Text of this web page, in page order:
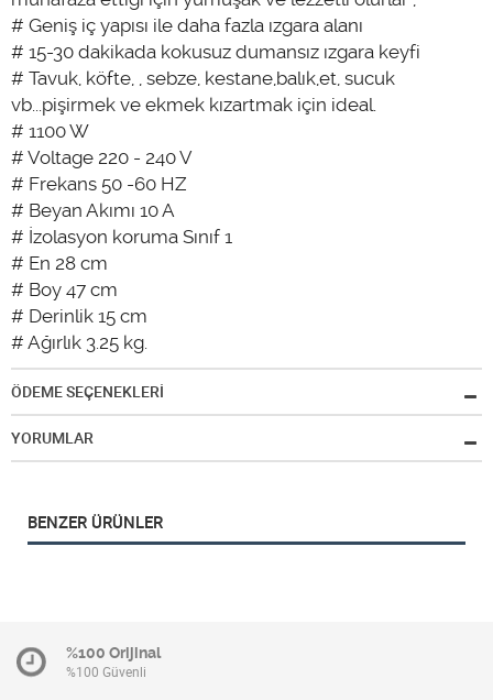
# Geniş iç yapısı ile daha fazla ızgara alanı
# 15-30 dakikada kokusuz dumansız ızgara keyfi
# Tavuk, köfte, , sebze, kestane,balık,et, sucuk
vb...pişirmek ve ekmek kızartmak için ideal.
# 1100 W
# Voltage 220 - 240 V
# Frekans 50 -60 HZ
# Beyan Akımı 10 A
# İzolasyon koruma Sınıf 1
# En 28 cm
# Boy 47 cm
# Derinlik 15 cm
# Ağırlık 3.25 kg.
ÖDEME SEÇENEKLERİ
YORUMLAR
BENZER ÜRÜNLER
%100 Orijinal
%100 Güvenli